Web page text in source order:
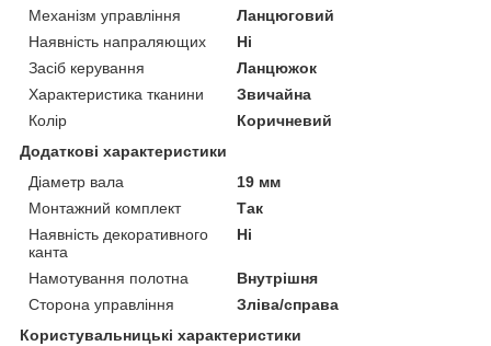
Механізм управління
Ланцюговий
Наявність напраляющих
Ні
Засіб керування
Ланцюжок
Характеристика тканини
Звичайна
Колір
Коричневий
Додаткові характеристики
Діаметр вала
19 мм
Монтажний комплект
Так
Наявність декоративного
канта
Ні
Намотування полотна
Внутрішня
Сторона управління
Зліва/справа
Користувальницькі характеристики